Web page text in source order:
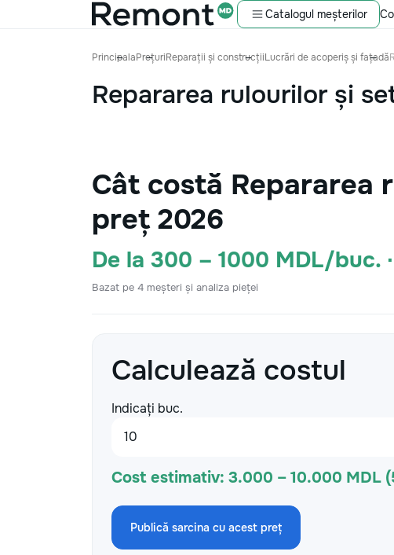
Catalogul meșterilor
PrincipalaPrețuriReparații și construcțiiLucrări de acoperiș și fațadă
Repararea rulourilor și
Cât costă Repararea
preț 2026
De la 300 – 1000 MDL/buc.
Bazat pe 4 meșteri și analiza pieței
Calculează costul
Indicați buc.
Cost estimativ: 3.000 – 10.000 MDL
Publică sarcina cu acest preț